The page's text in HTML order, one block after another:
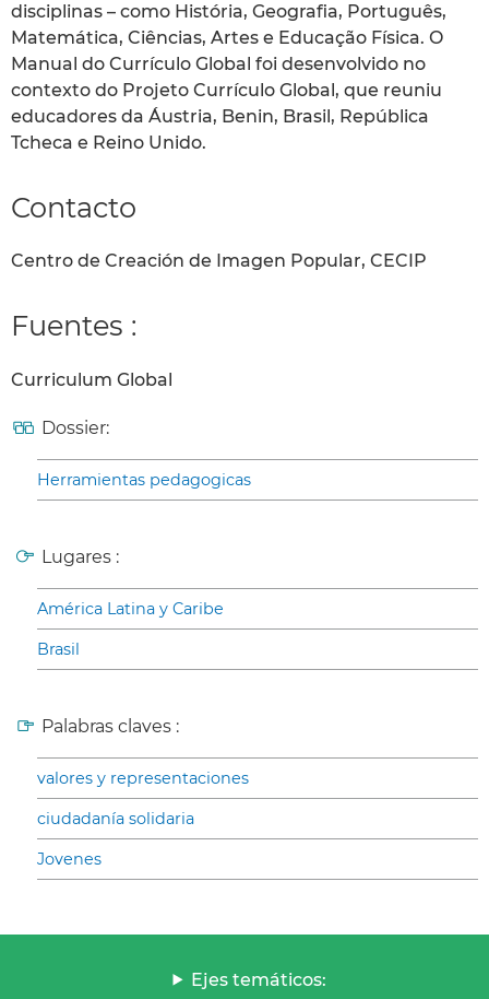
disciplinas – como História, Geografia, Português,
Matemática, Ciências, Artes e Educação Física. O
Manual do Currículo Global foi desenvolvido no
contexto do Projeto Currículo Global, que reuniu
educadores da Áustria, Benin, Brasil, República
Tcheca e Reino Unido.
Contacto
Centro de Creación de Imagen Popular, CECIP
Fuentes :
Curriculum Global
Dossier:
Herramientas pedagogicas
Lugares :
América Latina y Caribe
Brasil
Palabras claves :
valores y representaciones
ciudadanía solidaria
Jovenes
Ejes temáticos: